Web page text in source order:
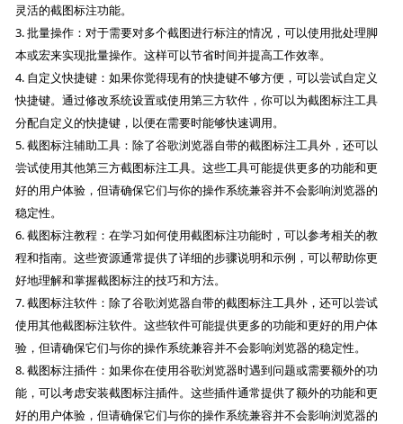
灵活的截图标注功能。
3. 批量操作：对于需要对多个截图进行标注的情况，可以使用批处理脚
本或宏来实现批量操作。这样可以节省时间并提高工作效率。
4. 自定义快捷键：如果你觉得现有的快捷键不够方便，可以尝试自定义
快捷键。通过修改系统设置或使用第三方软件，你可以为截图标注工具
分配自定义的快捷键，以便在需要时能够快速调用。
5. 截图标注辅助工具：除了谷歌浏览器自带的截图标注工具外，还可以
尝试使用其他第三方截图标注工具。这些工具可能提供更多的功能和更
好的用户体验，但请确保它们与你的操作系统兼容并不会影响浏览器的
稳定性。
6. 截图标注教程：在学习如何使用截图标注功能时，可以参考相关的教
程和指南。这些资源通常提供了详细的步骤说明和示例，可以帮助你更
好地理解和掌握截图标注的技巧和方法。
7. 截图标注软件：除了谷歌浏览器自带的截图标注工具外，还可以尝试
使用其他截图标注软件。这些软件可能提供更多的功能和更好的用户体
验，但请确保它们与你的操作系统兼容并不会影响浏览器的稳定性。
8. 截图标注插件：如果你在使用谷歌浏览器时遇到问题或需要额外的功
能，可以考虑安装截图标注插件。这些插件通常提供了额外的功能和更
好的用户体验，但请确保它们与你的操作系统兼容并不会影响浏览器的